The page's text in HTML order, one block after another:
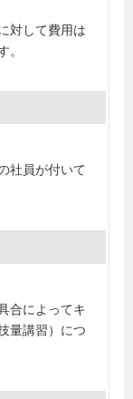
対して費用は
。
社員が付いて
合によってキ
量講習）につ